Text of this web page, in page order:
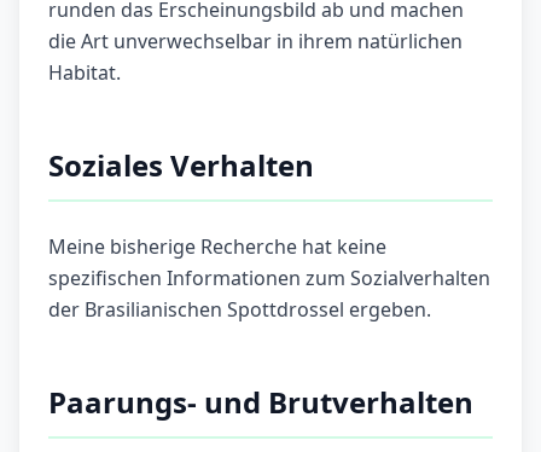
runden das Erscheinungsbild ab und machen
die Art unverwechselbar in ihrem natürlichen
Habitat.
Soziales Verhalten
Meine bisherige Recherche hat keine
spezifischen Informationen zum Sozialverhalten
der Brasilianischen Spottdrossel ergeben.
Paarungs- und Brutverhalten